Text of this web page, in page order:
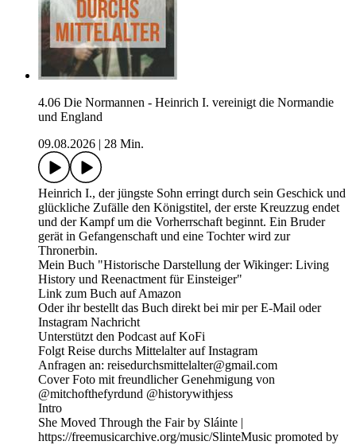
4.06 Die Normannen - Heinrich I. vereinigt die Normandie
und England
09.08.2026
28 Min.
Heinrich I., der jüngste Sohn erringt durch sein Geschick und
glückliche Zufälle den Königstitel, der erste Kreuzzug endet
und der Kampf um die Vorherrschaft beginnt. Ein Bruder
gerät in Gefangenschaft und eine Tochter wird zur
Thronerbin.
Mein Buch "Historische Darstellung der Wikinger: Living
History und Reenactment für Einsteiger"
Link zum Buch auf Amazon
Oder ihr bestellt das Buch direkt bei mir per E-Mail oder
Instagram Nachricht
Unterstützt den Podcast auf KoFi
Folgt Reise durchs Mittelalter auf Instagram
Anfragen an: reisedurchsmittelalter@gmail.com
Cover Foto mit freundlicher Genehmigung von
@mitchofthefyrdund @historywithjess
Intro
She Moved Through the Fair by Sláinte |
https://freemusicarchive.org/music/SlinteMusic promoted by